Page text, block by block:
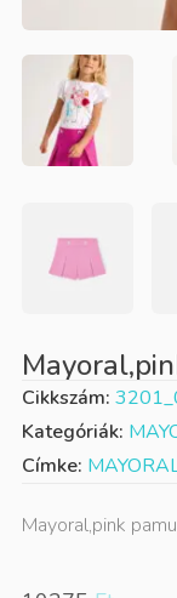
Cikkszám:
Kategóriák:
Címke:
Mayoral,pink